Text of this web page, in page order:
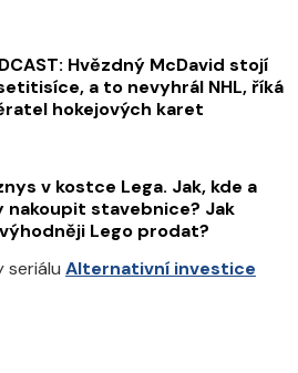
Hvězdný McDavid stojí
a to nevyhrál NHL, říká
hokejových karet
v kostce Lega. Jak, kde a
nakoupit stavebnice? Jak
Lego prodat?
seriálu Alternativní investice